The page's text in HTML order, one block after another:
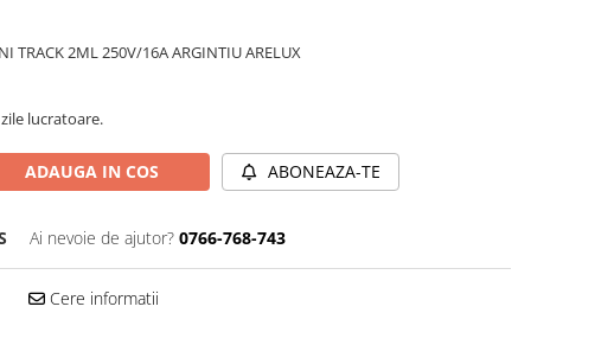
TRACK 2ML 250V/16A ARGINTIU ARELUX
zile lucratoare.
ADAUGA IN COS ABONEAZA-TE
Ai nevoie de ajutor? 0766-768-743
Cere informatii